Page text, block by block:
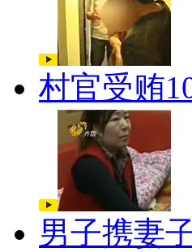
村官受贿
男子携妻